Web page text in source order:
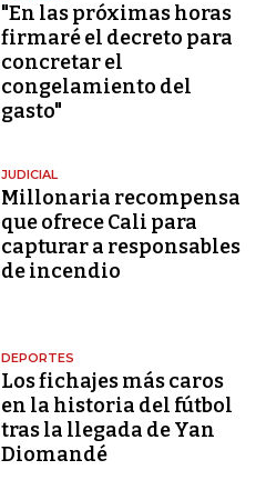
"En las próximas horas
firmaré el decreto para
concretar el
congelamiento del
gasto"
JUDICIAL
Millonaria recompensa
que ofrece Cali para
capturar a responsables
de incendio
DEPORTES
Los fichajes más caros
en la historia del fútbol
tras la llegada de Yan
Diomandé